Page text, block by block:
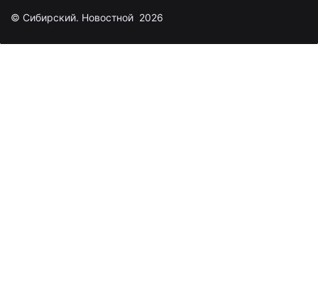
© Сибирский. Новостной 2026